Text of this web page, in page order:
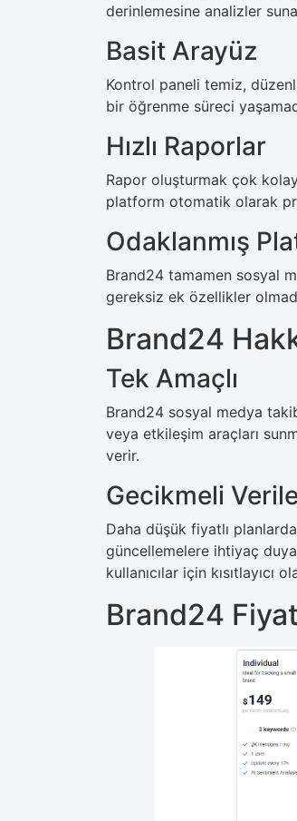
derinlemesine analizler
Basit Arayüz
Kontrol paneli temiz,
bir öğrenme süreci
Hızlı Raporlar
Rapor oluşturmak çok
platform otomatik olarak
Odaklanmış
Brand24 tamamen sosyal
gereksiz ek özellikler
Brand24
Tek Amaçlı
Brand24 sosyal medya
veya etkileşim araçları
verir.
Gecikmeli
Daha düşük fiyatlı
güncellemelere ihtiyaç
kullanıcılar için kısıtlayıcı
Brand24